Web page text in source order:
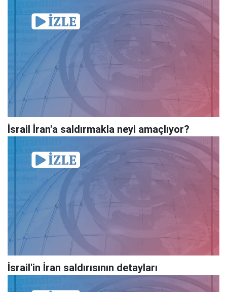
İsrail İran'a saldırmakla neyi amaçlıyor?
İsrail'in İran saldırısının detayları